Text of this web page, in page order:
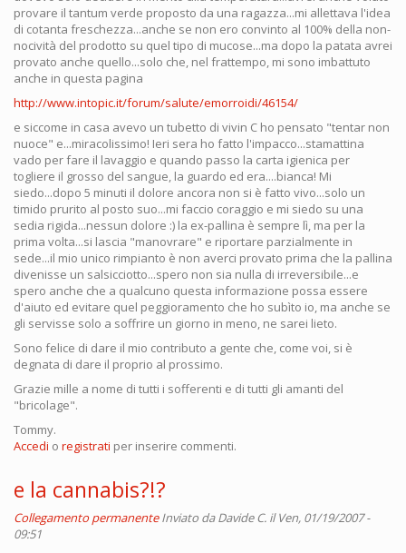
provare il tantum verde proposto da una ragazza...mi allettava l'idea
di cotanta freschezza...anche se non ero convinto al 100% della non-
nocività del prodotto su quel tipo di mucose...ma dopo la patata avrei
provato anche quello...solo che, nel frattempo, mi sono imbattuto
anche in questa pagina
http://www.intopic.it/forum/salute/emorroidi/46154/
e siccome in casa avevo un tubetto di vivin C ho pensato "tentar non
nuoce" e...miracolissimo! Ieri sera ho fatto l'impacco...stamattina
vado per fare il lavaggio e quando passo la carta igienica per
togliere il grosso del sangue, la guardo ed era....bianca! Mi
siedo...dopo 5 minuti il dolore ancora non si è fatto vivo...solo un
timido prurito al posto suo...mi faccio coraggio e mi siedo su una
sedia rigida...nessun dolore :) la ex-pallina è sempre lì, ma per la
prima volta...si lascia "manovrare" e riportare parzialmente in
sede...il mio unico rimpianto è non averci provato prima che la pallina
divenisse un salsicciotto...spero non sia nulla di irreversibile...e
spero anche che a qualcuno questa informazione possa essere
d'aiuto ed evitare quel peggioramento che ho subìto io, ma anche se
gli servisse solo a soffrire un giorno in meno, ne sarei lieto.
Sono felice di dare il mio contributo a gente che, come voi, si è
degnata di dare il proprio al prossimo.
Grazie mille a nome di tutti i sofferenti e di tutti gli amanti del
"bricolage".
Tommy.
Accedi o registrati per inserire commenti.
e la cannabis?!?
Collegamento permanente Inviato daDavide C. il Ven, 01/19/2007 -
09:51